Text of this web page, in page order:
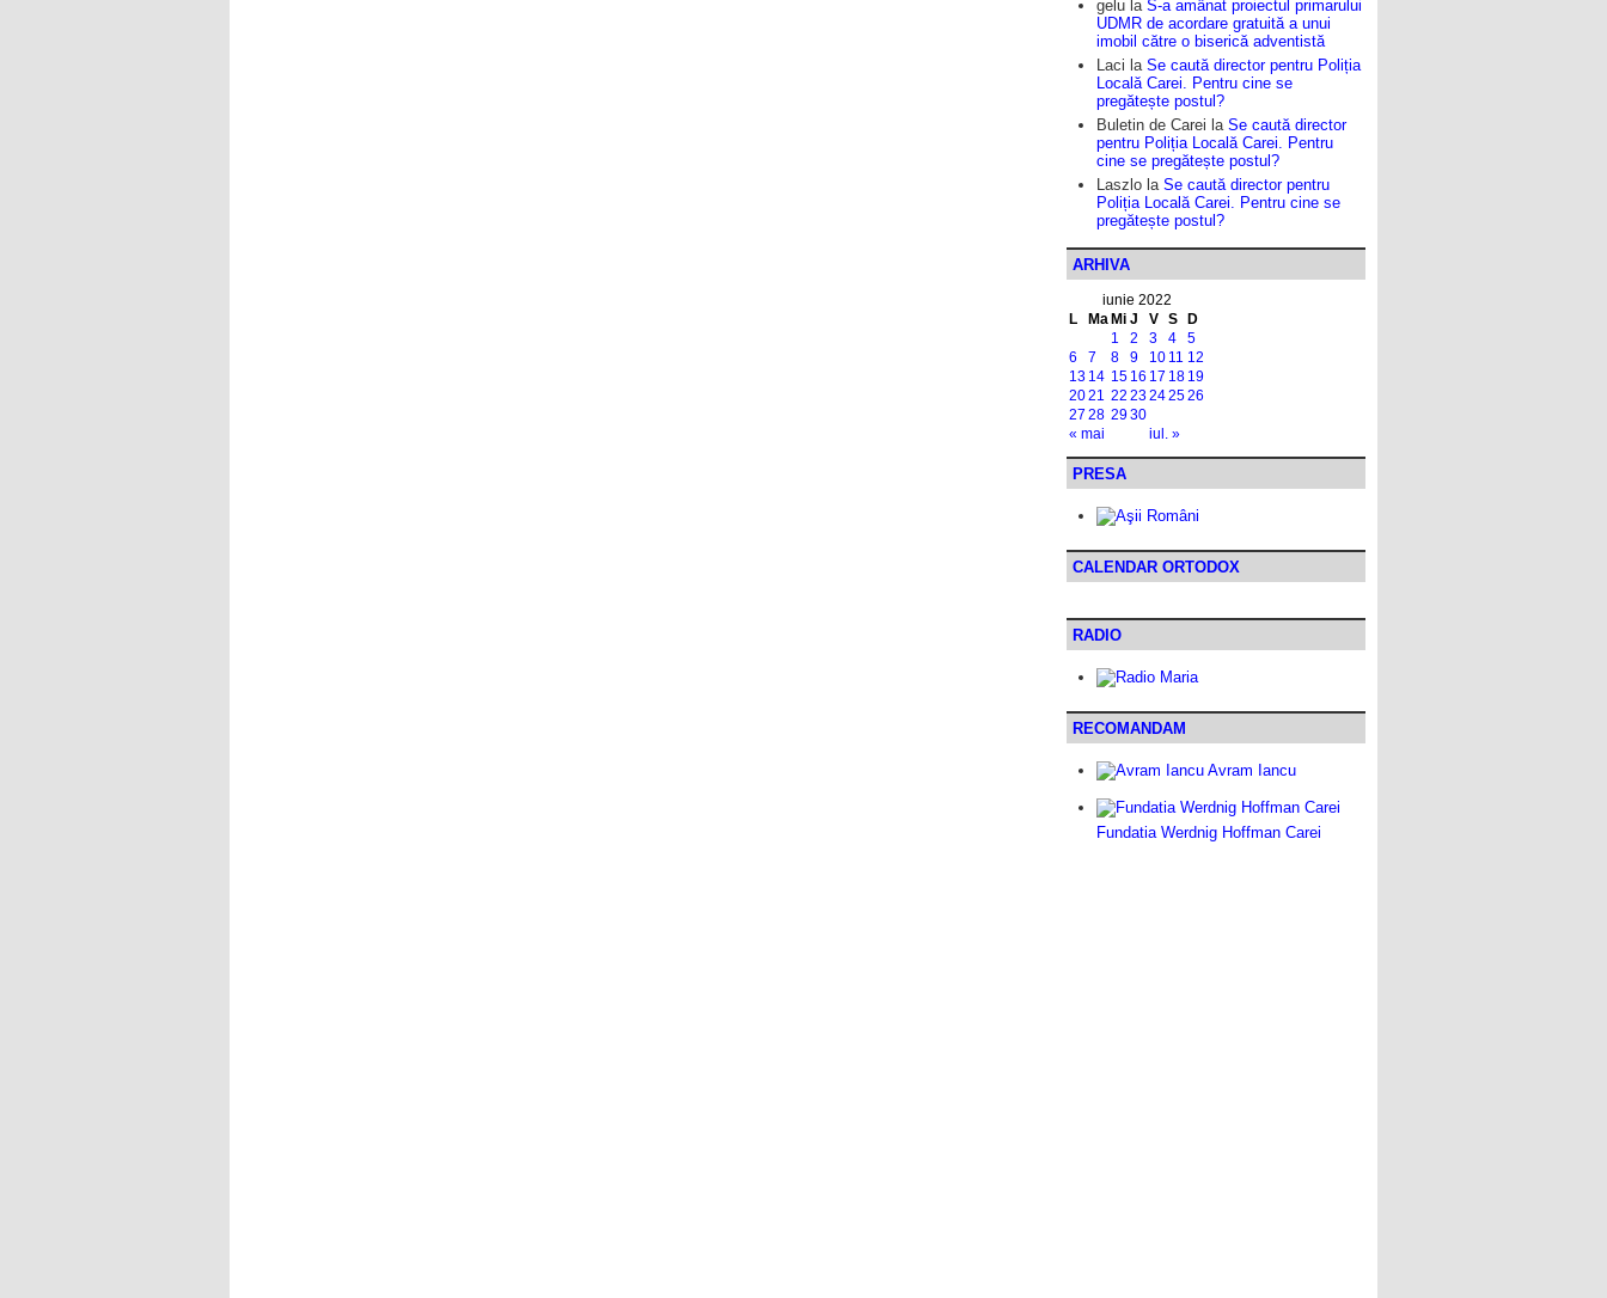
gelu la S-a amânat proiectul primarului
UDMR de acordare gratuită a unui
imobil către o biserică adventistă
Laci la Se caută director pentru Poliția
Locală Carei. Pentru cine se
pregătește postul?
Buletin de Carei la Se caută director
pentru Poliția Locală Carei. Pentru
cine se pregătește postul?
Laszlo la Se caută director pentru
Poliția Locală Carei. Pentru cine se
pregătește postul?
ARHIVA
iunie 2022
L
Ma Mi J V S D
« mai iul. »
1 2 3 4
5
6
7 8 9 10 11 12
13 14 15 16 17 18 19
2021 22 23242526
27 28 2930
PRESA
CALENDAR ORTODOX
RADIO
RECOMANDAM
Avram Iancu
Fundatia Werdnig Hoffman Carei